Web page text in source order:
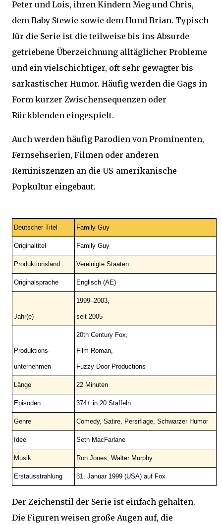
Peter und Lois, ihren Kindern Meg und Chris,
dem Baby Stewie sowie dem Hund Brian. Typisch
für die Serie ist die teilweise bis ins Absurde
getriebene Überzeichnung alltäglicher Probleme
und ein vielschichtiger, oft sehr gewagter bis
sarkastischer Humor. Häufig werden die Gags in
Form kurzer Zwischensequenzen oder
Rückblenden eingespielt.
Auch werden häufig Parodien von Prominenten,
Fernsehserien, Filmen oder anderen
Reminiszenzen an die US-amerikanische
Popkultur eingebaut.
Deutscher Titel Family Guy
Originaltitel Family Guy
Produktionsland Vereinigte Staaten
Originalsprache Englisch (AE)
Jahr(e)
1999–2003,
seit 2005
Produktions-
unternehmen
20th Century Fox,
Film Roman,
Fuzzy Door Productions
Länge 22 Minuten
Episoden 374+ in 20 Staffeln
Genre Comedy, Satire, Persiflage, Schwarzer Humor
Idee Seth MacFarlane
Musik Ron Jones, Walter Murphy
Erstausstrahlung 31. Januar 1999 (USA) auf Fox
Der Zeichenstil der Serie ist einfach gehalten.
Die Figuren weisen große Augen auf, die